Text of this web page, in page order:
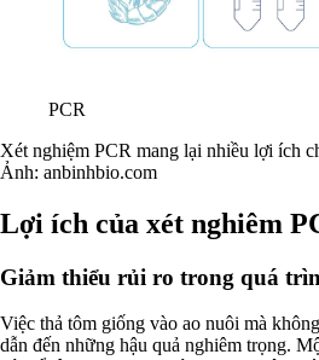
PCR
Xét nghiệm PCR mang lại nhiều lợi ích
Ảnh: anbinhbio.com
Lợi ích của xét nghiêm
Giảm thiểu rủi ro trong quá
Việc thả tôm giống vào ao nuôi mà
dẫn đến những hậu quả nghiêm trọng.